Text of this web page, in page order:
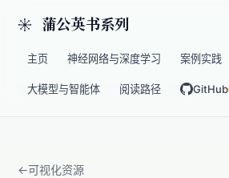
蒲公英书系列
主页 神经网络与深度学习 案例实践
大模型与智能体 阅读路径 GitHub
可视化资源